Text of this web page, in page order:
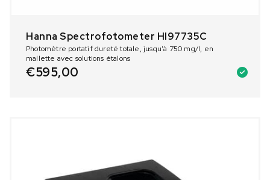
Hanna Spectrofotometer HI97735C
Photomètre portatif dureté totale, jusqu'à 750 mg/l, en
mallette avec solutions étalons
€595,00